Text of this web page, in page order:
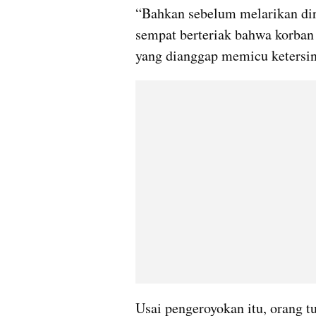
“Bahkan sebelum melarikan
sempat berteriak bahwa
yang dianggap memicu
Usai pengeroyokan itu, orang